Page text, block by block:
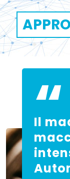
Il